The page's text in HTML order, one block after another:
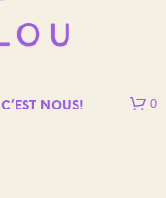
C’EST NOUS! 0